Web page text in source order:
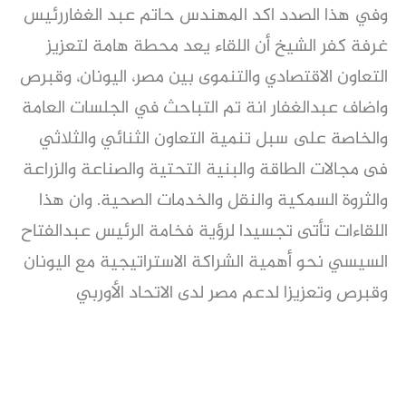
وفي هذا الصدد اكد المهندس حاتم عبد الغفاررئيس
غرفة كفر الشيخ أن اللقاء يعد محطة هامة لتعزيز
التعاون الاقتصادي والتنموى بين مصر، اليونان، وقبرص
واضاف عبدالغفار انة تم التباحث في الجلسات العامة
والخاصة على سبل تنمية التعاون الثنائي والثلاثي
فى مجالات الطاقة والبنية التحتية والصناعة والزراعة
والثروة السمكية والنقل والخدمات الصحية. وان هذا
اللقاءات تأتى تجسيدا لرؤية فخامة الرئيس عبدالفتاح
السيسي نحو أهمية الشراكة الاستراتيجية مع اليونان
وقبرص وتعزيزا لدعم مصر لدى الاتحاد الأوربي